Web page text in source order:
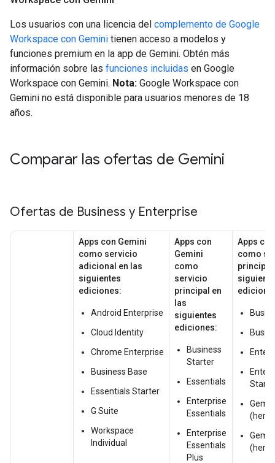
Los usuarios con una licencia del complemento de Google
Workspace con Gemini tienen acceso a modelos y
funciones premium en la app de Gemini. Obtén más
información sobre las funciones incluidas en Google
Workspace con Gemini. Nota: Google Workspace con
Gemini no está disponible para usuarios menores de 18
años.
Comparar las ofertas de Gemini
Ofertas de Business y Enterprise
Apps con Gemini
como servicio
adicional en las
siguientes
ediciones:
Android Enterprise
Cloud Identity
Chrome Enterprise
Business Base
Essentials Starter
G Suite
Workspace
Individual
Apps con
Gemini
como
servicio
principal en
las
siguientes
ediciones:
Business
Starter
Essentials
Enterprise
Essentials
Enterprise
Essentials
Plus
Apps
como
principal